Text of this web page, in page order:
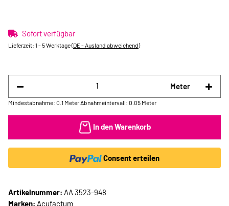
Sofort verfügbar
Lieferzeit: 1 - 5 Werktage(DE - Ausland abweichend)
Meter
Mindestabnahme: 0.1 Meter Abnahmeintervall: 0.05 Meter
In den Warenkorb
Consent erteilen
Artikelnummer: AA 3523-948
Marken: Acufactum